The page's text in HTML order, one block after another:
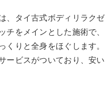
、タイ古式ボディリラクゼ
チをメインとした施術で、
くりと全身をほぐします。
ービスがついており、安い